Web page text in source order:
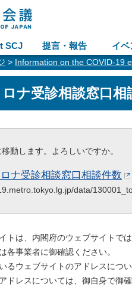
SCJ 提言・報告 イベ
> Information on the COVID-19
ナ受診相談窓口相
動します。よろしいですか。
ナ受診相談窓口相談件数
data/
トは、内閣府のウェブサイトで
各事業者に御確認ください。
るウェブサイトのアドレスにつ
ドレスについては、御自身で御確